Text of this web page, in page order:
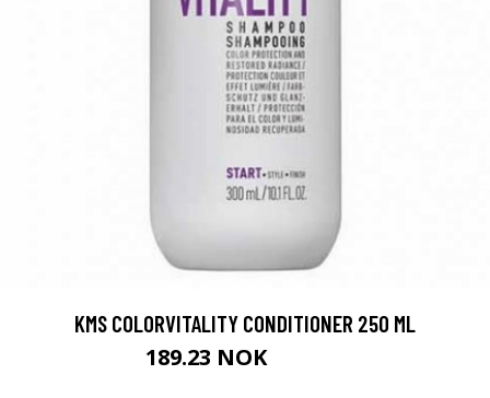
KMS COLORVITALITY CONDITIONER 250 ML
189.23 NOK